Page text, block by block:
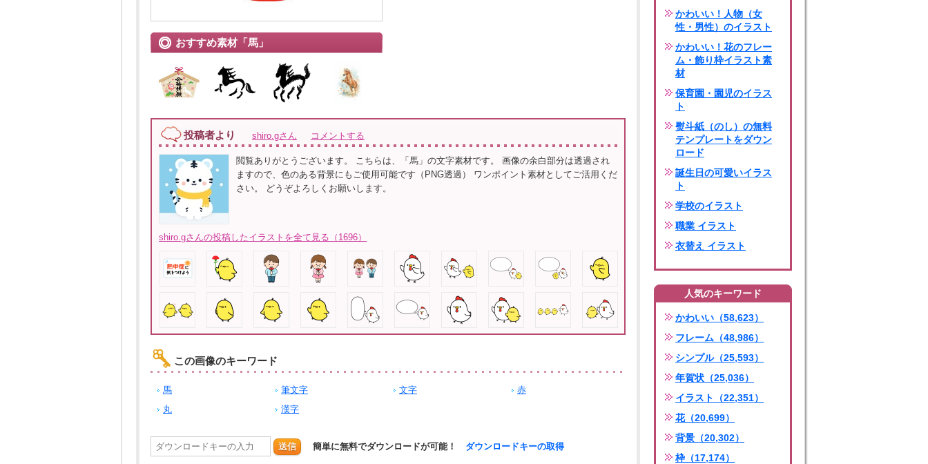
おすすめ素材「馬」
投稿者より shiro.gさん コメントする
閲覧ありがとうございます。 こちらは、「馬」の文字素材です。 画像の余白部分は透過され
ますので、色のある背景にもご使用可能です（PNG透過） ワンポイント素材としてご活用くだ
さい。 どうぞよろしくお願いします。
shiro.gさんの投稿したイラストを全て見る（1696）
この画像のキーワード
馬 筆文字 文字
赤
丸
漢字
送信 簡単に無料でダウンロードが可能！ ダウンロードキーの取得
かわいい！人物（女
性・男性）のイラスト
かわいい！花のフレー
ム・飾り枠イラスト素
材
保育園・園児のイラス
ト
熨斗紙（のし）の無料
テンプレートをダウン
ロード
誕生日の可愛いイラス
ト
学校のイラスト
職業 イラスト
衣替え イラスト
人気のキーワード
かわいい（58,623）
フレーム（48,986）
シンプル（25,593）
年賀状（25,036）
イラスト（22,351）
花（20,699）
背景（20,302）
枠（17,174）